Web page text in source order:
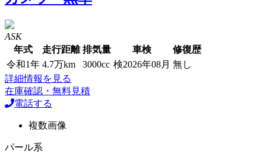
ASK
年式
走行距離 排気量 車検
修復歴
令和1年 4.7万km 3000cc 検2026年08月 無し
詳細情報を見る
在庫確認・無料見積
電話する
複数画像
パール系